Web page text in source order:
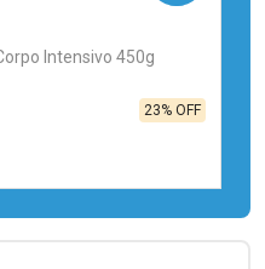
Intensivo 450g
23% OFF
FECHAR
FECHAR